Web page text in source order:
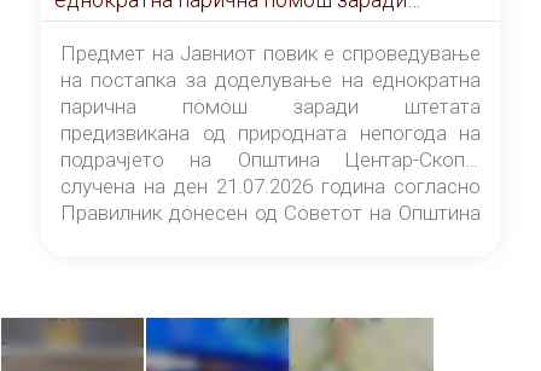
штетата предизвикана од природната
непогода на подрачјето на Општина
Центар-Скопје случена на ден 21.07.2026
година
Предмет на Јавниот повик е спроведување
на постапка за доделување на еднократна
парична помош заради штетата
предизвикана од природната непогода на
подрачјето на Општина Центар-Скопје
случена на ден 21.07.2026 година согласно
Правилник донесен од Советот на Општина